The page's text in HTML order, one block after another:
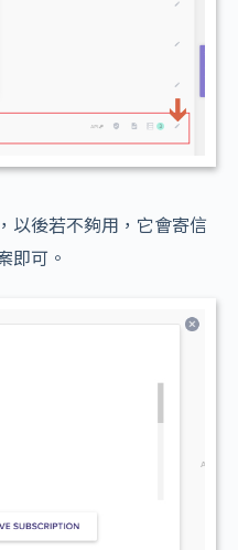
以後若不夠用，它會寄信
即可。